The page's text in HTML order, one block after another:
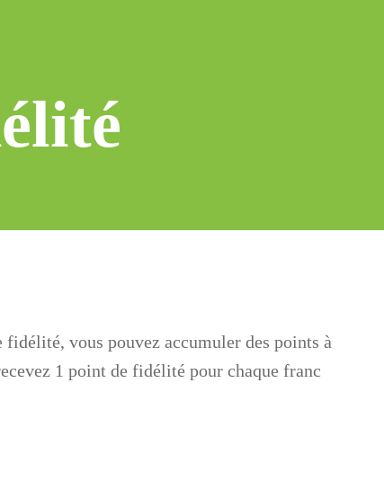
fidélité, vous pouvez accumuler des points à
1 point de fidélité pour chaque franc